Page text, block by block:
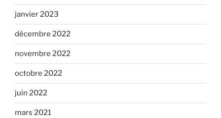
janvier 2023
décembre 2022
novembre 2022
octobre 2022
juin 2022
mars 2021